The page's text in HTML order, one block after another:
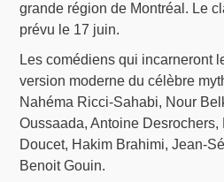
grande région de Montréal. Le
prévu le 17 juin.
Les comédiens qui incarneront
version moderne du célèbre
Nahéma Ricci-Sahabi, Nour
Oussaada, Antoine Desrochers,
Doucet, Hakim Brahimi, Jean-
Benoit Gouin.